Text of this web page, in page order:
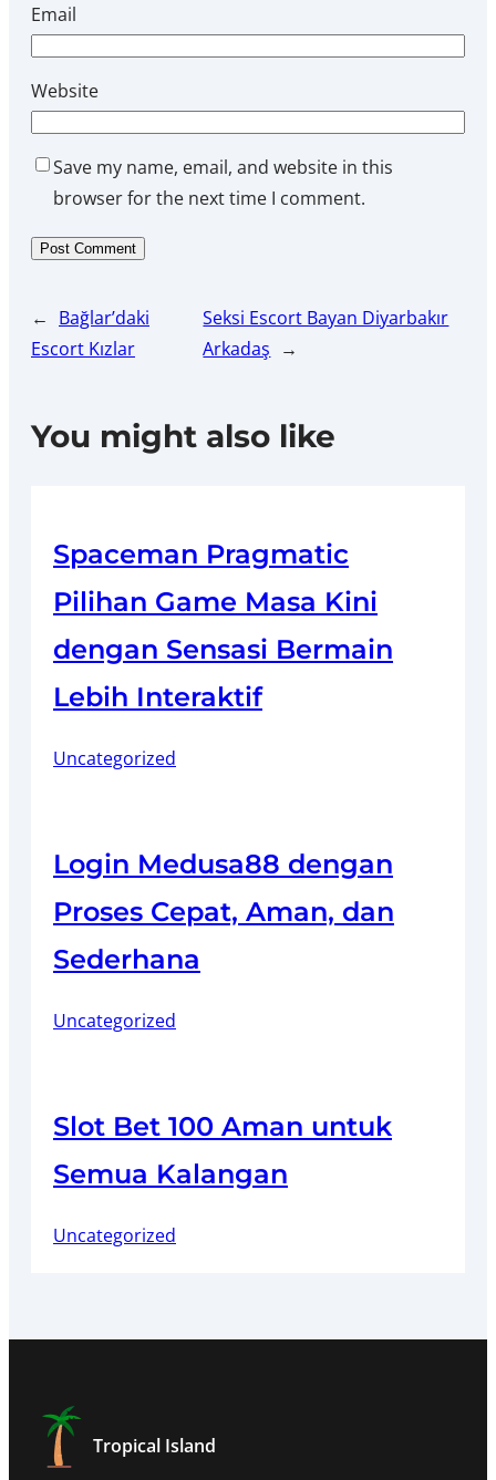
Email
Website
Save my name, email, and website in this
browser for the next time I comment.
← Bağlar’daki
Escort Kızlar
Seksi Escort Bayan Diyarbakır
Arkadaş →
You might also like
Spaceman Pragmatic
Pilihan Game Masa Kini
dengan Sensasi Bermain
Lebih Interaktif
Uncategorized
Login Medusa88 dengan
Proses Cepat, Aman, dan
Sederhana
Uncategorized
Slot Bet 100 Aman untuk
Semua Kalangan
Uncategorized
Tropical Island